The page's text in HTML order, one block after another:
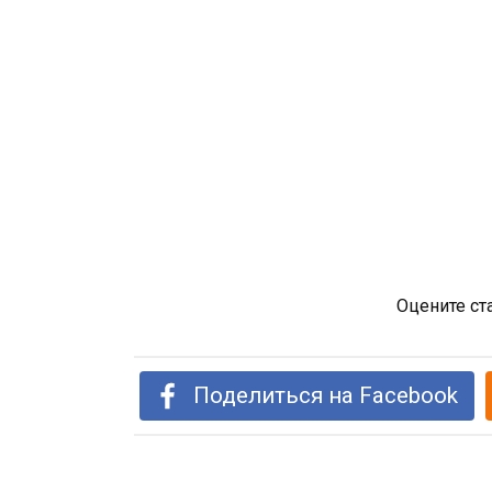
Оцените
Поделиться на Facebook